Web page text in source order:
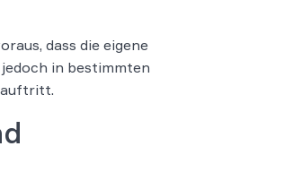
dass die eigene
in bestimmten
auftritt.